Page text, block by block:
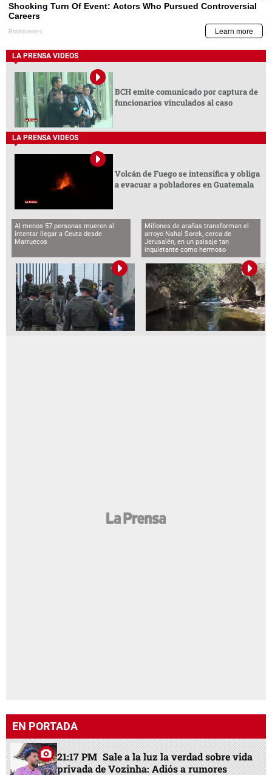
LA PRENSA VIDEOS
BCH emite comunicado por captura de
funcionarios vinculados al caso
LA PRENSA VIDEOS
Volcán de Fuego se intensifica y obliga
a evacuar a pobladores en Guatemala
Al menos 57 personas mueren al
intentar llegar a Ceuta desde
Marruecos
Millones de arañas transforman el
arroyo Nahal Sorek, cerca de
Jerusalén, en un paisaje tan
inquietante como hermoso
EN PORTADA
21:17 PM Sale a la luz la verdad sobre vida
privada de Vozinha: Adiós a rumores